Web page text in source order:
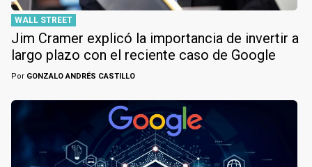
WALL STREET
Jim Cramer explicó la importancia de invertir a
largo plazo con el reciente caso de Google
Por GONZALO ANDRÉS CASTILLO